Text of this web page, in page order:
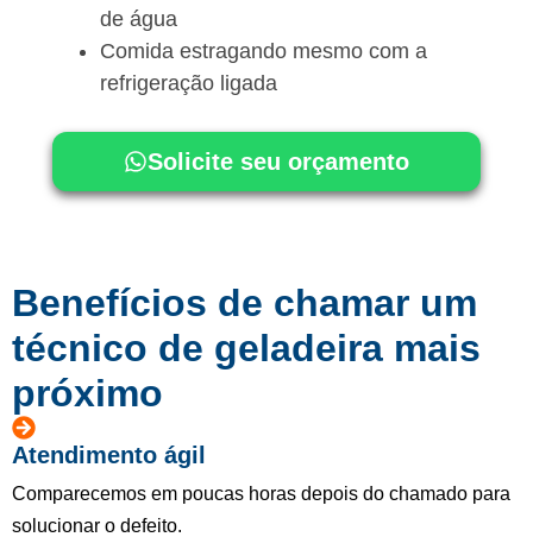
de água
Comida estragando mesmo com a
refrigeração ligada
Solicite seu orçamento
Benefícios de chamar um
técnico de geladeira mais
próximo
Atendimento ágil
Comparecemos em poucas horas depois do chamado para
solucionar o defeito.